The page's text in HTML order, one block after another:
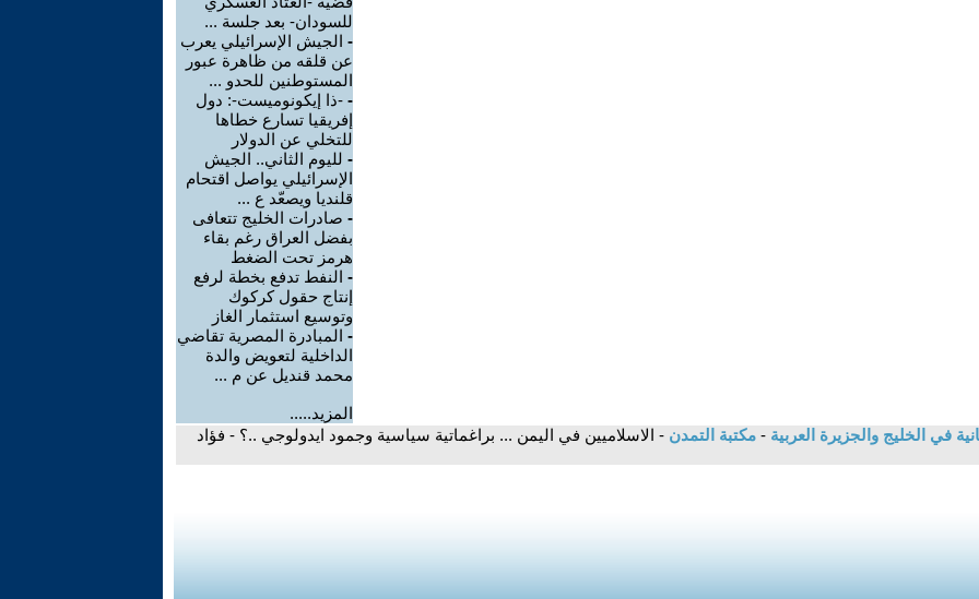
للسودان- بعد جلسة ...
- الجيش الإسرائيلي يعرب
عن قلقه من ظاهرة عبور
المستوطنين للحدو ...
- -ذا إيكونوميست-: دول
إفريقيا تسارع خطاها
للتخلي عن الدولار
- لليوم الثاني.. الجيش
الإسرائيلي يواصل اقتحام
قلنديا ويصعّد ع ...
- صادرات الخليج تتعافى
بفضل العراق رغم بقاء
هرمز تحت الضغط
- النفط تدفع بخطة لرفع
إنتاج حقول كركوك
وتوسيع استثمار الغاز
- المبادرة المصرية تقاضي
الداخلية لتعويض والدة
محمد قنديل عن م ...
المزيد.....
في الخليج والجزيرة العربية - مكتبة التمدن - الاسلاميين في اليمن ... براغماتية سياسية وجمود ايدولوجي ..؟ - فؤاد